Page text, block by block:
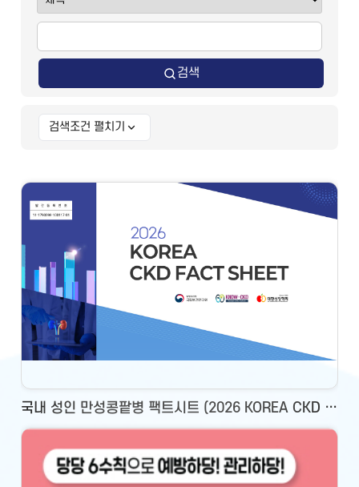
검색
상세 검색조건
검색조건 펼치기
국내 성인 만성콩팥병 팩트시트 (2026 KOREA CKD FACT SHEET)